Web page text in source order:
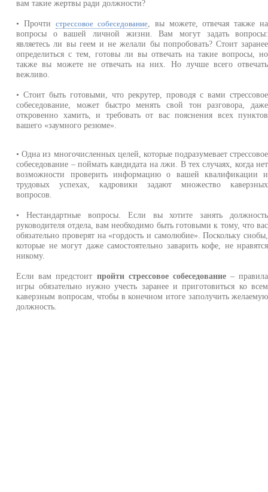
вам такие жертвы ради должности?
• Прочти стрессовое собеседование, вы можете, отвечая также на
вопросы о вашей личной жизни. Вам могут задать вопросы:
являетесь ли вы геем и не желали бы попробовать? Стоит заранее
определиться с тем, готовы ли вы отвечать на такие вопросы, но
также вы можете не отвечать на них. Но лучше всего отвечать
вежливо.
• Стоит быть готовыми, что рекрутер, проводя с вами стрессовое
собеседование, может быстро менять свой тон разговора, даже
откровенно хамить, и требовать от вас пояснения всех пунктов
вашего «заумного резюме».
• Одна из многочисленных целей, которые подразумевает стрессовое
собеседование – поймать кандидата на лжи. В тех случаях, когда нет
возможности проверить информацию о вашей квалификации и
трудовых успехах, кадровики задают множество каверзных
вопросов.
• Нестандартные вопросы. Если вы хотите занять должность
руководителя отдела, вам необходимо быть готовыми к тому, что вас
обязательно проверят на «гордость и самолюбие». Поскольку снобы,
которые не могут даже самостоятельно заварить кофе, не нравятся
никому.
Если вам предстоит пройти стрессовое собеседование– правила
игры обязательно нужно учесть заранее и приготовиться ко всем
каверзным вопросам, чтобы в конечном итоге заполучить желаемую
должность.